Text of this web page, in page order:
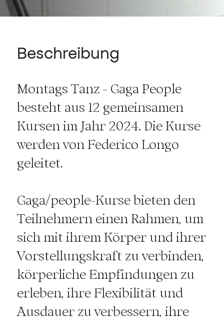
Beschreibung
Montags Tanz - Gaga People
besteht aus 12 gemeinsamen
Kursen im Jahr 2024. Die Kurse
werden von Federico Longo
geleitet.
Gaga/people-Kurse bieten den
Teilnehmern einen Rahmen, um
sich mit ihrem Körper und ihrer
Vorstellungskraft zu verbinden,
körperliche Empfindungen zu
erleben, ihre Flexibilität und
Ausdauer zu verbessern, ihre